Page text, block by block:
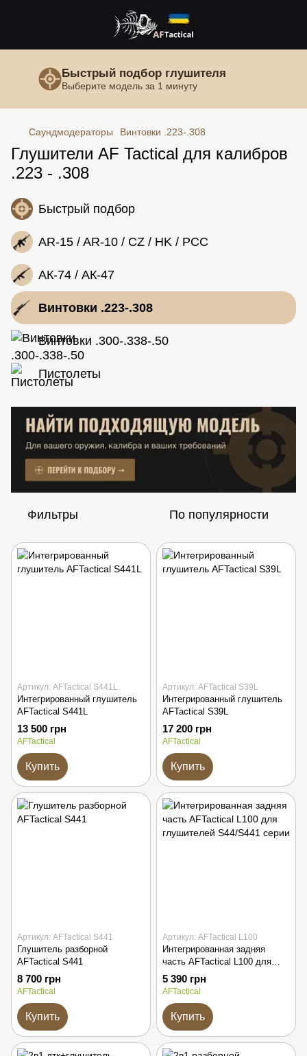
Быстрый подбор глушителя
Выберите модель за 1 минуту
Саундмодераторы Винтовки .223-.308
Глушители AF Tactical для калибров
.223 - .308
Быстрый подбор
AR-15 / AR-10 / CZ / HK / PCC
АК-74 / АК-47
Винтовки .223-.308
Винтовки .300-.338-.50
Пистолеты
Фильтры По популярности
Артикул: AFTactical S441L
Интегрированный глушитель
AFTactical S441L
13 500 грн
AFTactical
Купить
Артикул: AFTactical S39L
Интегрированный глушитель
AFTactical S39L
17 200 грн
AFTactical
Купить
Артикул: AFTactical S441
Глушитель разборной
AFTactical S441
8 700 грн
AFTactical
Купить
Артикул: AFTactical L100
Интегрированная задняя
часть AFTactical L100 для
глушителей S44/S441 серии
5 390 грн
AFTactical
Купить